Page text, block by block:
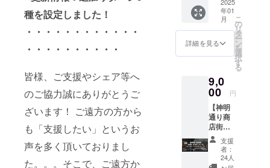
種を設定しました！
・・・・・・・・・・・・
・・・・・・・・・・
皆様、ご支援やシェア等へ
のご協力誠にありがとうご
ざいます！ ご遠方の方から
も「支援したい」というお
声を多く頂いておりまし
た。。。そこで、ご遠方か
今回のプ
では、会津
通り商店街
にかつての
賑わいを取
り戻し、
「ここで自
分もチャレ
ンジでき
の気持
ちを込
めて、
お礼の
メッ
セージ
りしま
す！ ・
開業サ
ポー
ターと
して、
公式
webサ
イトに
年01
月
詳細を見る
こ
の
リ
タ
ー
ン
を
選
択
す
る
9,0
00 円
【神明
通り商
店街・
お試し
ぶらり♪
コー
ス】 ・
支援
者：
24人